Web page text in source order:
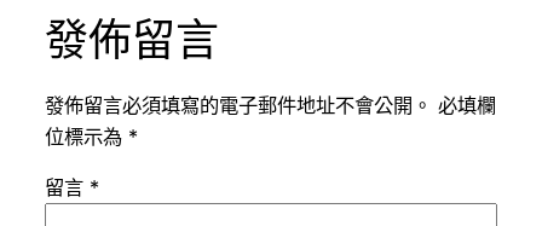
發佈留言
發佈留言必須填寫的電子郵件地址不會公開。 必填欄
位標示為 *
留言 *